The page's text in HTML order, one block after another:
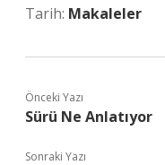
Tarih: Makaleler
Önceki Yazı
Sürü Ne Anlatıyor
Sonraki Yazı